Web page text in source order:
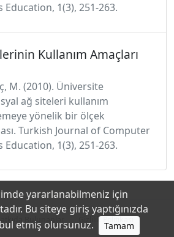
1(3), 251-263.
Kullanım Amaçları
M. (2010). Üniversite
ağ siteleri kullanım
yönelik bir ölçek
Turkish Journal of Computer
1(3), 251-263.
Katkıda Bulunanlar Gizlilik Politikası
yararlanabilmeniz için
Bu siteye giriş yaptığınızda
etmiş olursunuz.
Tamam